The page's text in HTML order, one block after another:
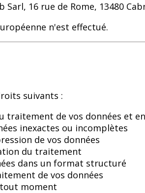
Sarl, 16 rue de Rome, 13480
n'est effectué.
suivants :
traitement de vos données et
inexactes ou incomplètes
de vos données
du traitement
dans un format structuré
de vos données
moment